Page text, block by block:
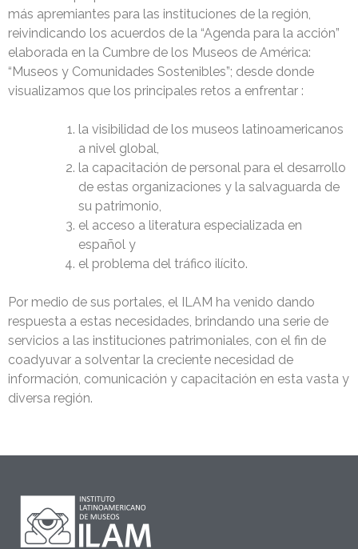
más apremiantes para las instituciones de la región,
reivindicando los acuerdos de la “Agenda para la acción”
elaborada en la Cumbre de los Museos de América:
“Museos y Comunidades Sostenibles”; desde donde
visualizamos que los principales retos a enfrentar :
la visibilidad de los museos latinoamericanos
a nivel global,
la capacitación de personal para el desarrollo
de estas organizaciones y la salvaguarda de
su patrimonio,
el acceso a literatura especializada en
español y
el problema del tráfico ilícito.
Por medio de sus portales, el ILAM ha venido dando
respuesta a estas necesidades, brindando una serie de
servicios a las instituciones patrimoniales, con el fin de
coadyuvar a solventar la creciente necesidad de
información, comunicación y capacitación en esta vasta y
diversa región.